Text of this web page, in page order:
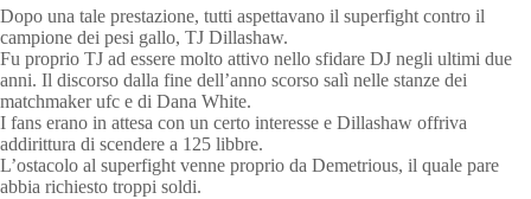
Dopo una tale prestazione, tutti aspettavano il superfight contro il
campione dei pesi gallo, TJ Dillashaw.
Fu proprio TJ ad essere molto attivo nello sfidare DJ negli ultimi due
anni. Il discorso dalla fine dell’anno scorso salì nelle stanze dei
matchmaker ufc e di Dana White.
I fans erano in attesa con un certo interesse e Dillashaw offriva
addirittura di scendere a 125 libbre.
L’ostacolo al superfight venne proprio da Demetrious, il quale pare
abbia richiesto troppi soldi.